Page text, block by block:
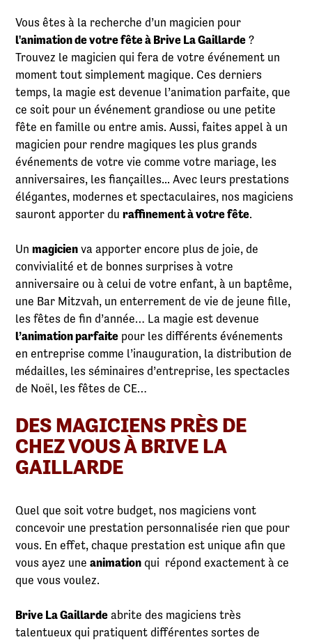
Vous êtes à la recherche d’un magicien pour
l'animation de votre fête à Brive La Gaillarde ?
Trouvez le magicien qui fera de votre événement un
moment tout simplement magique. Ces derniers
temps, la magie est devenue l’animation parfaite, que
ce soit pour un événement grandiose ou une petite
fête en famille ou entre amis. Aussi, faites appel à un
magicien pour rendre magiques les plus grands
événements de votre vie comme votre mariage, les
anniversaires, les fiançailles... Avec leurs prestations
élégantes, modernes et spectaculaires, nos magiciens
sauront apporter duraffinement à votre fête.
Unmagicien va apporter encore plus de joie, de
convivialité et de bonnes surprises à votre
anniversaire ou à celui de votre enfant, à un baptême,
une Bar Mitzvah, un enterrement de vie de jeune fille,
les fêtes de fin d’année… La magie est devenue
l’animation parfaite pour les différents événements
en entreprise comme l’inauguration, la distribution de
médailles, les séminaires d’entreprise, les spectacles
de Noël, les fêtes de CE…
DES MAGICIENS PRÈS DE
CHEZ VOUS À BRIVE LA
GAILLARDE
Quel que soit votre budget, nos magiciens vont
concevoir une prestation personnalisée rien que pour
vous. En effet, chaque prestation est unique afin que
vous ayez uneanimation qui répond exactement à ce
que vous voulez.
Brive La Gaillarde abrite des magiciens très
talentueux qui pratiquent différentes sortes de